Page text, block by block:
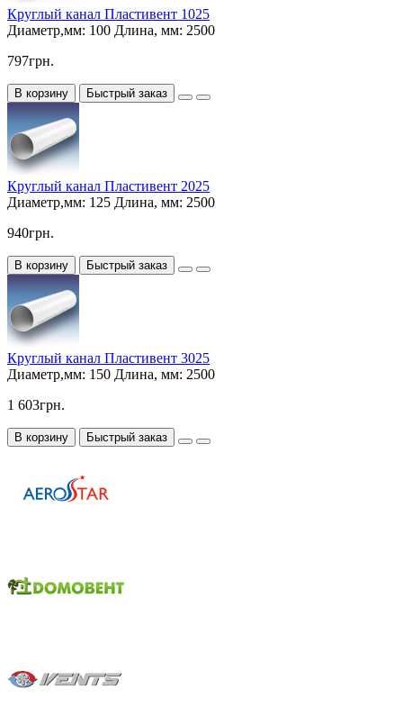
Круглый канал Пластивент 1025
Диаметр,мм: 100 Длина, мм: 2500
797грн.
В корзину Быстрый заказ
Круглый канал Пластивент 2025
Диаметр,мм: 125 Длина, мм: 2500
940грн.
В корзину Быстрый заказ
Круглый канал Пластивент 3025
Диаметр,мм: 150 Длина, мм: 2500
1 603грн.
В корзину Быстрый заказ